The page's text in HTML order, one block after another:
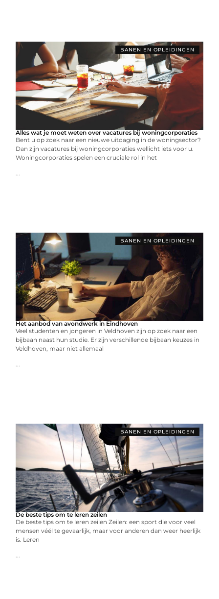
BANEN EN OPLEIDINGEN
Alles wat je moet weten over vacatures bij woningcorporaties
Bent u op zoek naar een nieuwe uitdaging in de woningsector?
Dan zijn vacatures bij woningcorporaties wellicht iets voor u.
Woningcorporaties spelen een cruciale rol in het
...
BANEN EN OPLEIDINGEN
Het aanbod van avondwerk in Eindhoven
Veel studenten en jongeren in Veldhoven zijn op zoek naar een
bijbaan naast hun studie. Er zijn verschillende bijbaan keuzes in
Veldhoven, maar niet allemaal
...
BANEN EN OPLEIDINGEN
De beste tips om te leren zeilen
De beste tips om te leren zeilen Zeilen: een sport die voor veel
mensen véél te gevaarlijk, maar voor anderen dan weer heerlijk
is. Leren
...